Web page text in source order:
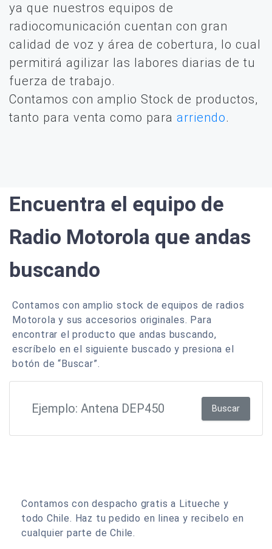
ya que nuestros equipos de
radiocomunicación cuentan con gran
calidad de voz y área de cobertura, lo cual
permitirá agilizar las labores diarias de tu
fuerza de trabajo.
Contamos con amplio Stock de productos,
tanto para venta como para arriendo.
Encuentra el equipo de
Radio Motorola que andas
buscando
Contamos con amplio stock de equipos de radios
Motorola y sus accesorios originales. Para
encontrar el producto que andas buscando,
escríbelo en el siguiente buscado y presiona el
botón de “Buscar”.
Buscar
Contamos con despacho gratis a Litueche y
todo Chile. Haz tu pedido en linea y recibelo en
cualquier parte de Chile.